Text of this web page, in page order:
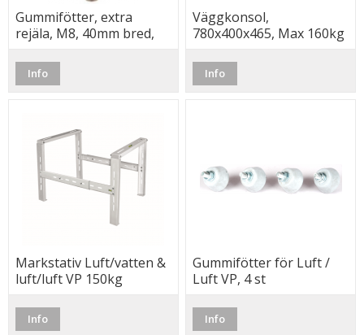
Gummifötter, extra
rejäla, M8, 40mm bred,
Info
Väggkonsol,
780x400x465, Max 160kg
Info
Markstativ Luft/vatten &
luft/luft VP 150kg
Info
Gummifötter för Luft /
Luft VP, 4 st
Info